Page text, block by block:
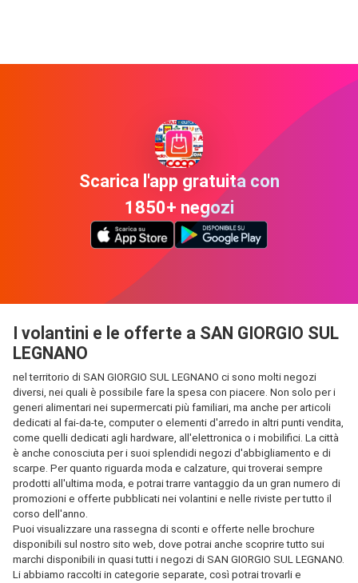
Scarica l'app gratuita con
1850+ negozi
I volantini e le offerte a SAN GIORGIO SUL
LEGNANO
nel territorio di SAN GIORGIO SUL LEGNANO ci sono molti negozi
diversi, nei quali è possibile fare la spesa con piacere. Non solo per i
generi alimentari nei supermercati più familiari, ma anche per articoli
dedicati al fai-da-te, computer o elementi d'arredo in altri punti vendita,
come quelli dedicati agli hardware, all'elettronica o i mobilifici. La città
è anche conosciuta per i suoi splendidi negozi d'abbigliamento e di
scarpe. Per quanto riguarda moda e calzature, qui troverai sempre
prodotti all'ultima moda, e potrai trarre vantaggio da un gran numero di
promozioni e offerte pubblicati nei volantini e nelle riviste per tutto il
corso dell'anno.
Puoi visualizzare una rassegna di sconti e offerte nelle brochure
disponibili sul nostro sito web, dove potrai anche scoprire tutto sui
marchi disponibili in quasi tutti i negozi di SAN GIORGIO SUL LEGNANO.
Li abbiamo raccolti in categorie separate, così potrai trovarli e